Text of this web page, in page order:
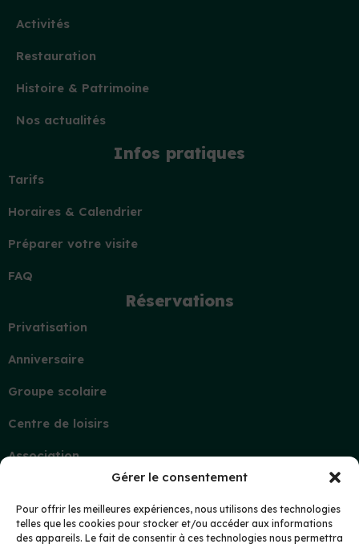
Gérer le consentement
Pour offrir les meilleures expériences, nous utilisons des technologies
telles que les cookies pour stocker et/ou accéder aux informations
des appareils. Le fait de consentir à ces technologies nous permettra
Activités
Restauration
Histoire & Patrimoine
Nos actualités
Infos pratiques
Tarifs
Horaires & Calendrier
Préparer votre visite
FAQ
Réservations
Privatisation
Anniversaire
Groupe scolaire
Centre de loisirs
Association
Demande d’information
Mon compte